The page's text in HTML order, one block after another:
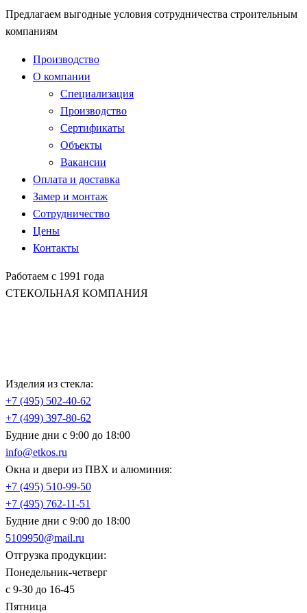
Предлагаем выгодные условия сотрудничества строительным
компаниям
Производство
О компании
Специализация
Производство
Сертификаты
Объекты
Вакансии
Оплата и доставка
Замер и монтаж
Сотрудничество
Цены
Контакты
Работаем с 1991 года
СТЕКОЛЬНАЯ КОМПАНИЯ
Изделия из стекла:
+7 (495) 502-40-62
+7 (499) 397-80-62
Будние дни с 9:00 до 18:00
info@etkos.ru
Окна и двери из ПВХ и алюминия:
+7 (495) 510-99-50
+7 (495) 762-11-51
Будние дни с 9:00 до 18:00
5109950@mail.ru
Отгрузка продукции:
Понедельник-четверг
с 9-30 до 16-45
Пятница